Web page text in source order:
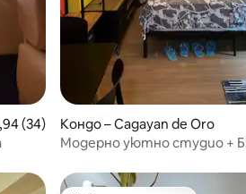
оценка: 4,94 от 5, 34 отзива
(34)
Кондо – Cagayan de Oro
Модерно уютно студио +